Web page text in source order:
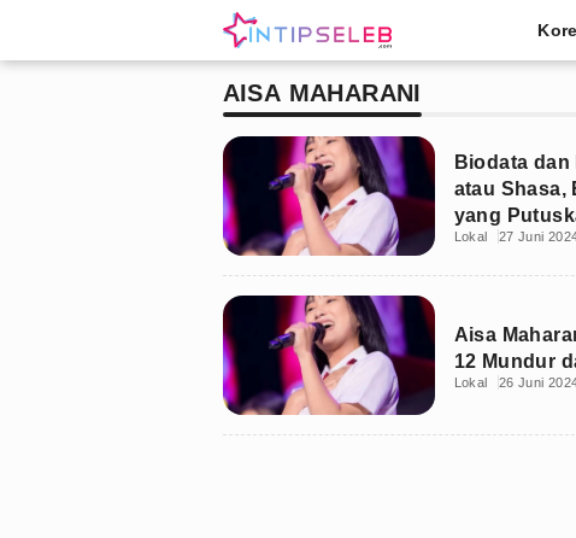
AISA MAHARANI
Biodata
atau Shasa,
yang
Lokal 27 Juni
Aisa
12 Mundur
Lokal 26 Juni